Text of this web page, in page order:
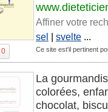
Affiner votre
sel | svelte ...
0 Ce site est'il pertinent
La
colorées,
chocolat,